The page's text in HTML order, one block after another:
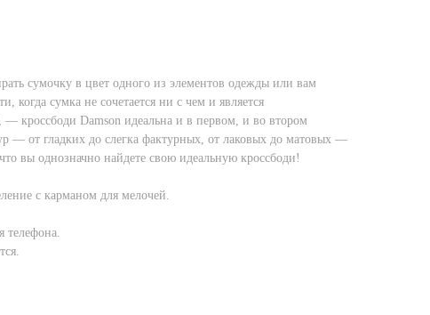
сумочку в цвет одного из элементов одежды или вам
когда сумка не сочетается ни с чем и является
— кроссбоди Damson идеальна и в первом, и во втором
— от гладких до слегка фактурных, от лаковых до матовых —
вы однозначно найдете свою идеальную кроссбоди!
с карманом для мелочей.
телефона.